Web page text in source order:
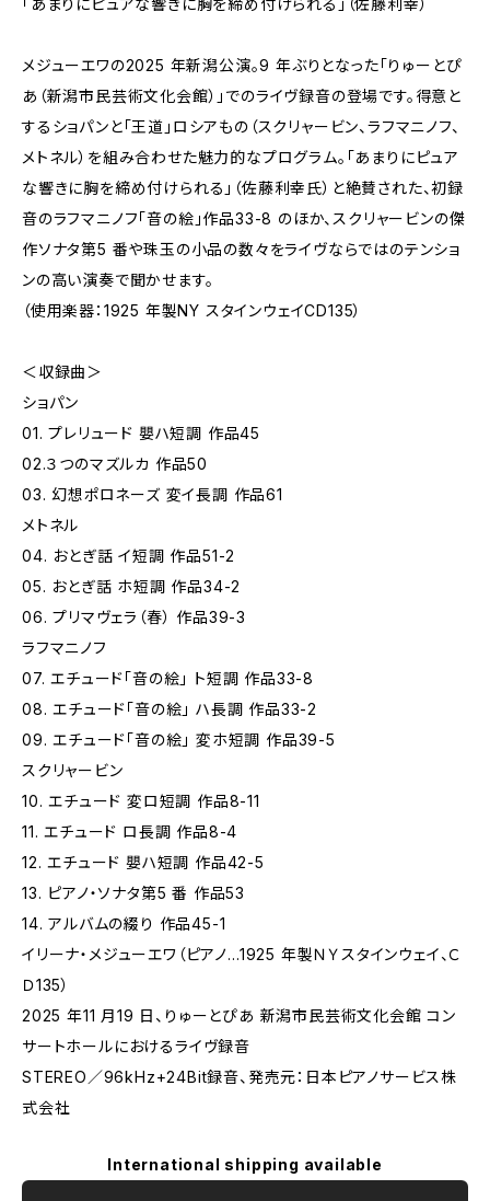
「あまりにピュアな響きに胸を締め付けられる」（佐藤利幸）
メジューエワの2025 年新潟公演。9 年ぶりとなった「りゅーとぴ
あ（新潟市民芸術文化会館）」でのライヴ録音の登場です。得意と
するショパンと「王道」ロシアもの（スクリャービン、ラフマニノフ、
メトネル）を組み合わせた魅力的なプログラム。「あまりにピュア
な響きに胸を締め付けられる」（佐藤利幸氏）と絶賛された、初録
音のラフマニノフ「音の絵」作品33-8 のほか、スクリャービンの傑
作ソナタ第5 番や珠玉の小品の数々をライヴならではのテンショ
ンの高い演奏で聞かせます。
（使用楽器：1925 年製NY スタインウェイCD135）
＜収録曲＞
ショパン
01. プレリュード 嬰ハ短調 作品45
02.３つのマズルカ 作品50
03. 幻想ポロネーズ 変イ長調 作品61
メトネル
04. おとぎ話 イ短調 作品51-2
05. おとぎ話 ホ短調 作品34-2
06. プリマヴェラ（春） 作品39-3
ラフマニノフ
07. エチュード「音の絵」 ト短調 作品33-8
08. エチュード「音の絵」 ハ長調 作品33-2
09. エチュード「音の絵」 変ホ短調 作品39-5
スクリャービン
10. エチュード 変ロ短調 作品8-11
11. エチュード ロ長調 作品8-4
12. エチュード 嬰ハ短調 作品42-5
13. ピアノ・ソナタ第5 番 作品53
14. アルバムの綴り 作品45-1
イリーナ・メジューエワ（ピアノ…1925 年製ＮＹスタインウェイ、Ｃ
Ｄ135）
2025 年11 月19 日、りゅーとぴあ 新潟市民芸術文化会館 コン
サートホールにおけるライヴ録音
STEREO／96kHz+24Bit録音、発売元：日本ピアノサービス株
式会社
International shipping available